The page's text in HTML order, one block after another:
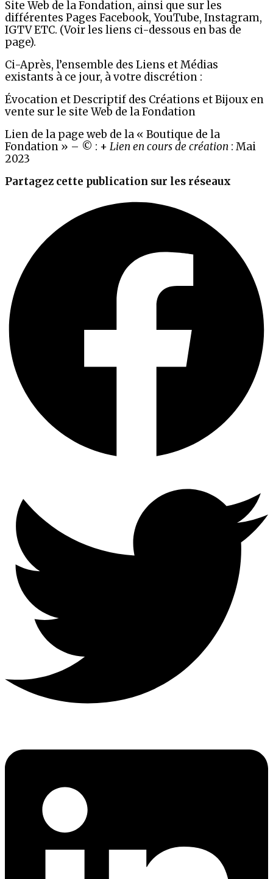
Site Web de la Fondation, ainsi que sur les
différentes Pages Facebook, YouTube, Instagram,
IGTV ETC. (Voir les liens ci-dessous en bas de
page).
Ci-Après, l’ensemble des Liens et Médias
existants à ce jour, à votre discrétion :
Évocation et Descriptif des Créations et Bijoux en
vente sur le site Web de la Fondation
Lien de la page web de la « Boutique de la
Fondation » – © : + Lien en cours de création : Mai
2023
Partagez cette publication sur les réseaux